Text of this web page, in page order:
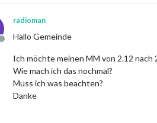
Offline
radioman
Hallo Gemeinde
Ich möchte meinen MM von 2.12 nach
Wie mach ich das nochmal?
Muss ich was beachten?
Danke